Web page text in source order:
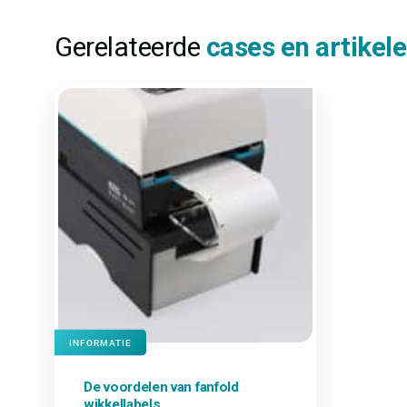
Gerelateerde cases en
INFORMATIE
De voordelen van fanfold